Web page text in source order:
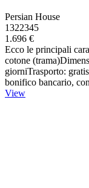
Persian House
1322345
1.696 €
Ecco le principali
cotone
giorniTrasporto:
bonifico bancario,
View